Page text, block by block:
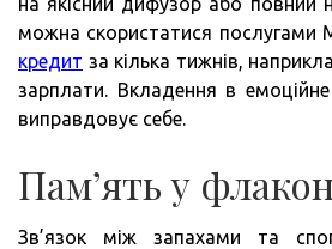
можна скористатися
кредит за кілька тижнів,
зарплати. Вкладення в
виправдовує себе.
Пам’ять у
Зв’язок між запахами та